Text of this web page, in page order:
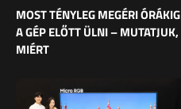
MOST TÉNYLEG MEGÉRI ÓRÁKIG
A GÉP ELŐTT ÜLNI – MUTATJUK,
MIÉRT